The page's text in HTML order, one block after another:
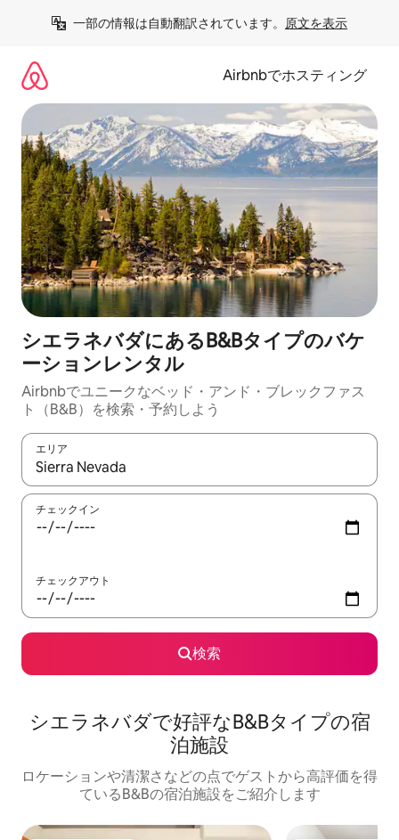
一部の情報は自動翻訳されています。 原文を表示
Airbnbでホスティング
シエラネバダにあるB&Bタイプのバケ
ーションレンタル
Airbnbでユニークなベッド・アンド・ブレックファス
ト（B&B）を検索・予約しよう
エリア
検索結果が表示されたら、上下の矢印キーを使って移動するか
チェックイン
チェックアウト
検索
シエラネバダで好評なB&Bタイプの宿
泊施設
ロケーションや清潔さなどの点でゲストから高評価を得
ているB&Bの宿泊施設をご紹介します